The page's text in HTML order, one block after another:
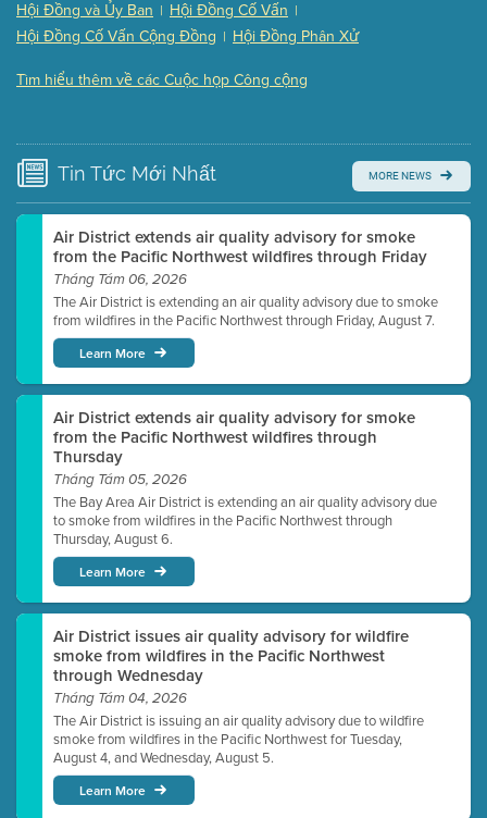
Presentation (Part 3 of 3) (168 Kb PDF , 3 pgs )
Meeting Details
Submit a comment
time.
Watch for real-time closed captioning with agenda
Learn more
Hội Đồng và Ủy Ban | Hội Đồng Cố Vấn |
Hội Đồng Cố Vấn Cộng Đồng | Hội Đồng Phân Xử
Tìm hiểu thêm về các Cuộc họp Công cộng
Tin Tức Mới Nhất MORE NEWS
Air District extends air quality advisory for smoke
from the Pacific Northwest wildfires through Friday
Tháng Tám 06, 2026
The Air District is extending an air quality advisory due to smoke
from wildfires in the Pacific Northwest through Friday, August 7.
Learn More
Air District extends air quality advisory for smoke
from the Pacific Northwest wildfires through
Thursday
Tháng Tám 05, 2026
The Bay Area Air District is extending an air quality advisory due
to smoke from wildfires in the Pacific Northwest through
Thursday, August 6.
Learn More
Air District issues air quality advisory for wildfire
smoke from wildfires in the Pacific Northwest
through Wednesday
Tháng Tám 04, 2026
The Air District is issuing an air quality advisory due to wildfire
smoke from wildfires in the Pacific Northwest for Tuesday,
August 4, and Wednesday, August 5.
Learn More